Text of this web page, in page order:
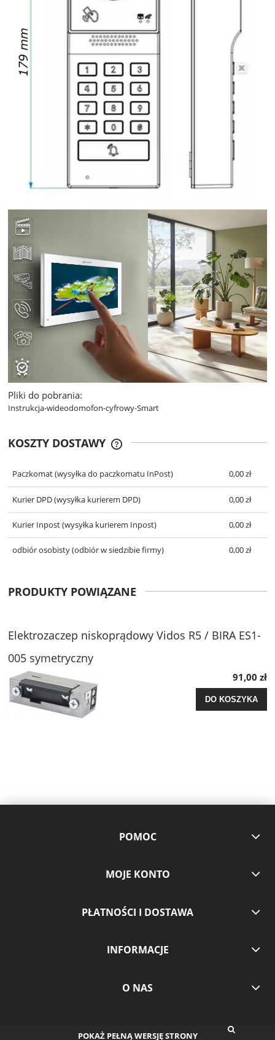
Pliki do pobrania:
Instrukcja-wideodomofon-cyfrowy-Smart
KOSZTY DOSTAWY
Paczkomat(wysyłka do paczkomatu InPost) 0,00 zł
Kurier DPD(wysyłka kurierem DPD) 0,00 zł
Kurier Inpost(wysyłka kurierem Inpost) 0,00 zł
odbiór osobisty(odbiór w siedzibie firmy) 0,00 zł
PRODUKTY POWIĄZANE
Elektrozaczep niskoprądowy Vidos R5 / BIRA ES1-
005 symetryczny
91,00 zł
DO KOSZYKA
POMOC
MOJE KONTO
PŁATNOŚCI I DOSTAWA
INFORMACJE
O NAS
POKAŻ PEŁNĄ WERSJĘ STRONY